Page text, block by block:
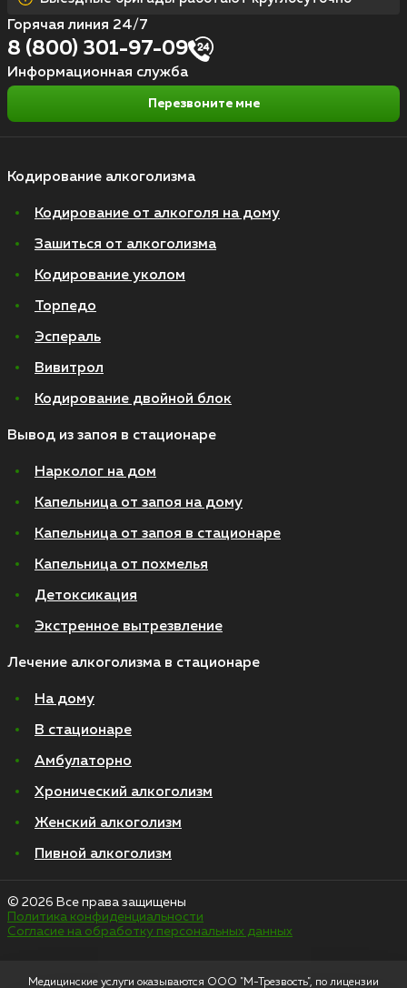
Кодирование алкоголизма
Кодирование от алкоголя на дому
Зашиться от алкоголизма
Кодирование уколом
Торпедо
Эспераль
Вивитрол
Кодирование двойной блок
Вывод из запоя в стационаре
Нарколог на дом
Капельница от запоя на дому
Капельница от запоя в стационаре
Капельница от похмелья
Детоксикация
Экстренное вытрезвление
Лечение алкоголизма в стационаре
На дому
В стационаре
Амбулаторно
Хронический алкоголизм
Женский алкоголизм
Пивной алкоголизм
Горячая линия 24/7
8 (800) 301-97-09
Информационная служба
Перезвоните мне
© 2026 Все права защищены
Политика конфиденциальности
Согласие на обработку персональных данных
Медицинские услуги оказываются ООО "М-Трезвость", по лицензии